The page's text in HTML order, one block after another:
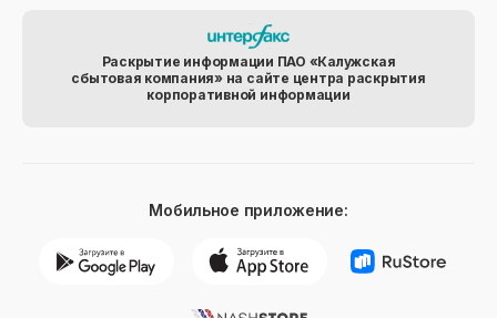
Раскрытие информации ПАО «Калужская
сбытовая компания» на сайте центра раскрытия
корпоративной информации
Мобильное приложение: